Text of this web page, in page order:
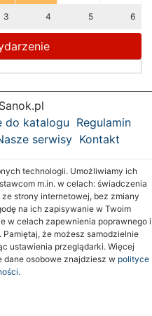
3 4 5 6
do katalogu Regulamin
serwisy Kontakt
technologii. Umożliwiamy ich
m.in. w celach: świadczenia
strony internetowej, bez zmiany
na ich zapisywanie w Twoim
w celach zapewnienia poprawnego i
że możesz samodzielnie
ustawienia przeglądarki. Więcej
dane osobowe znajdziesz w polityce